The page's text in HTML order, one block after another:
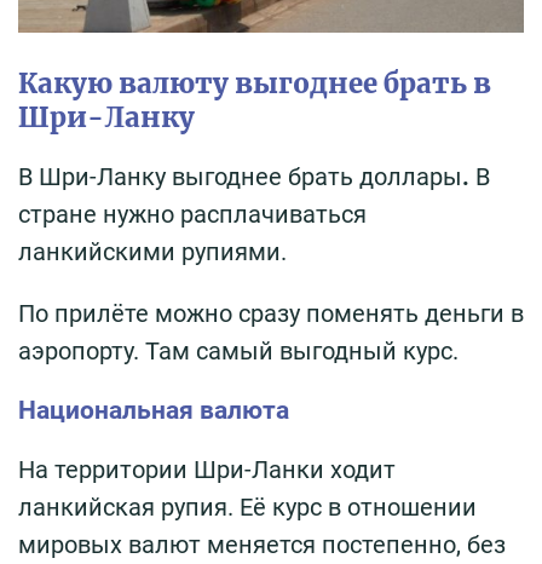
Какую валюту выгоднее брать в
Шри-Ланку
В Шри-Ланку выгоднее брать доллары. В
стране нужно расплачиваться
ланкийскими рупиями.
По прилёте можно сразу поменять деньги в
аэропорту. Там самый выгодный курс.
Национальная валюта
На территории Шри-Ланки ходит
ланкийская рупия. Её курс в отношении
мировых валют меняется постепенно, без